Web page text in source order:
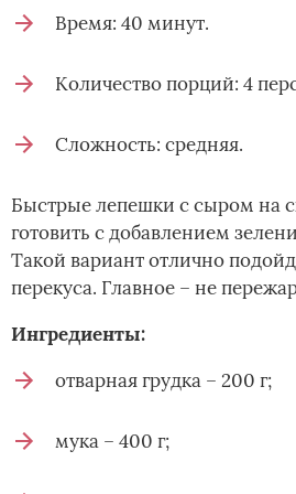
Время: 40 минут.
Количество порций: 4
Сложность: средняя.
Быстрые лепешки с сыром на
готовить с добавлением
Такой вариант отлично
перекуса. Главное – не
Ингредиенты:
отварная грудка – 200 г;
мука – 400 г;